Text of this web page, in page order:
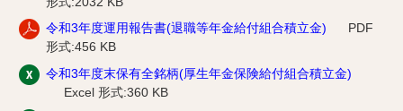
令和3年度運用報告書(退職等年金給付組合積立金)
PDF
形式:456 KB
令和3年度末保有全銘柄(厚生年金保険給付組合積立金)
Excel 形式:360 KB